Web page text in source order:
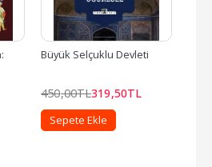
Büyük Selçuklu Devleti
450,00TL319,50TL
Sepete Ekle